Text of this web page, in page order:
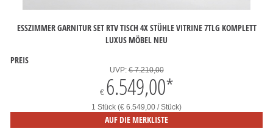
ESSZIMMER GARNITUR SET RTV TISCH 4X STÜHLE VITRINE 7TLG KOMPLETT
LUXUS MÖBEL NEU
PREIS
UVP:€ 7.210,00
€ 6.549,00*
1 Stück (€ 6.549,00 / Stück)
AUF DIE MERKLISTE